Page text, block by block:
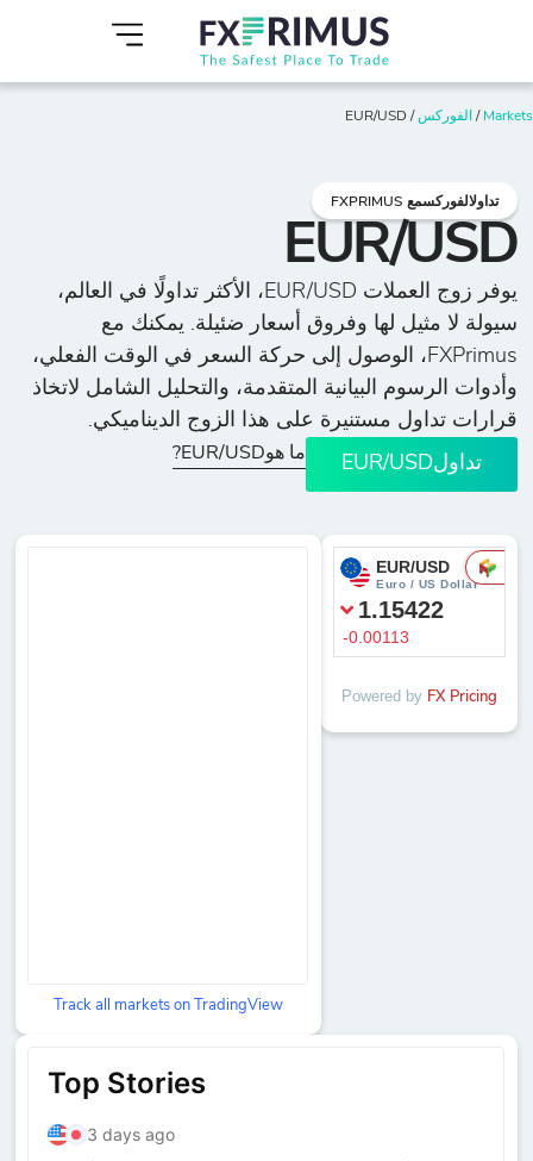
تداولالفوركسمع FXPRIMUS
EUR/USD
يوفر زوج العملات EUR/USD، الأكثر تداولًا في العالم،
سيولة لا مثيل لها وفروق أسعار ضئيلة. يمكنك مع
FXPrimus، الوصول إلى حركة السعر في الوقت الفعلي،
وأدوات الرسوم البيانية المتقدمة، والتحليل الشامل لاتخاذ
قرارات تداول مستنيرة على هذا الزوج الديناميكي.
تداولEUR/USD
ما هوEUR/USD?
Powered by FX Pricing
Track all markets on TradingView
Markets
/ الفوركس/
EUR/USD